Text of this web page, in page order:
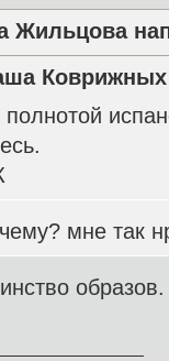
Жильцова
Коврижных
мне так
образов.